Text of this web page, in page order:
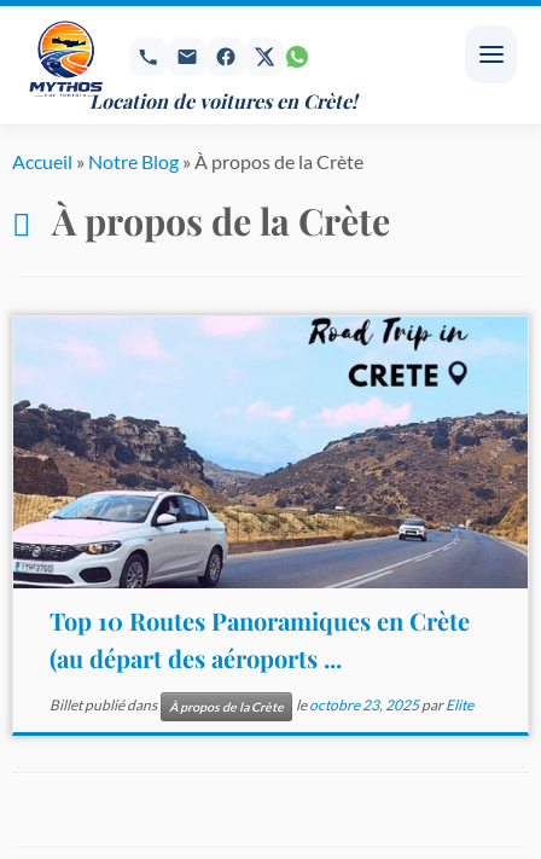
Passer
contenu
Location de voitures en Crète!
Accueil » Notre Blog » À propos de la Crète
À propos de la Crète
Top 10 Routes Panoramiques en Crète
(au départ des aéroports ...
Billet publié dans À propos de la Crète leoctobre 23, 2025 parElite